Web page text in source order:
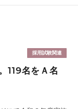
採用試験関連
119名をＡ名